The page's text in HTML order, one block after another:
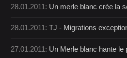
28.01.2011: Un merle blanc crée la
28.01.2011:TJ - Migrations
27.01.2011: Un Merle blanc hante le